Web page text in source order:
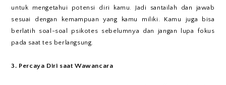
untuk mengetahui potensi diri kamu. Jadi santailah dan jawab
sesuai dengan kemampuan yang kamu miliki. Kamu juga bisa
berlatih soal-soal psikotes sebelumnya dan jangan lupa fokus
pada saat tes berlangsung.
3. Percaya Diri saat Wawancara